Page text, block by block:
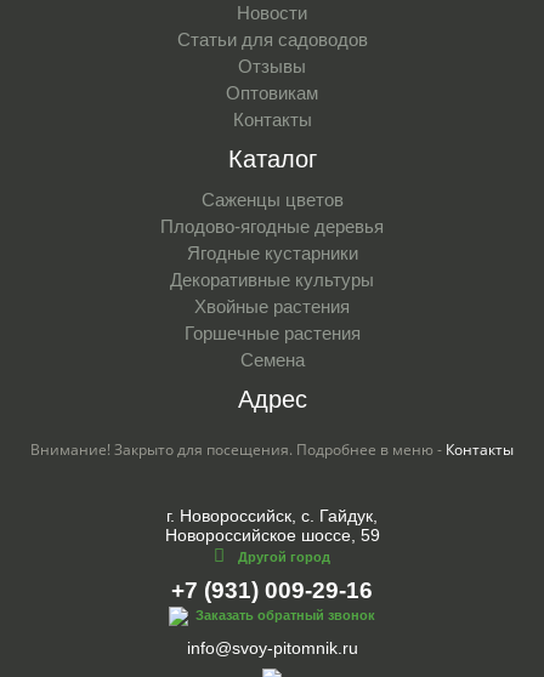
Новости
Статьи для садоводов
Отзывы
Оптовикам
Контакты
Каталог
Саженцы цветов
Плодово-ягодные деревья
Ягодные кустарники
Декоративные культуры
Хвойные растения
Горшечные растения
Семена
Адрес
Внимание! Закрыто для посещения. Подробнее в меню - Контакты
г. Новороссийск, с. Гайдук,
Новороссийское шоссе, 59
Другой город
+7 (931) 009-29-16
Заказать обратный звонок
info@svoy-pitomnik.ru